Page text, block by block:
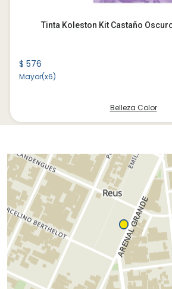
Tinta Koleston Kit Castaño
$ 576
Mayor(x6)
Belleza Color